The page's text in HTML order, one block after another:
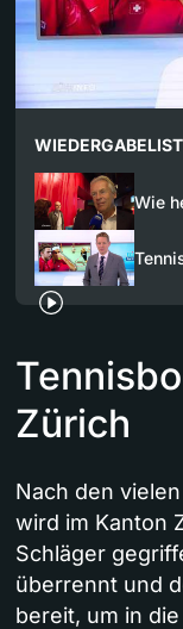
Wie
Zürich
Nach den
wird im Kanton
Schläger
überrennt und
bereit, um in